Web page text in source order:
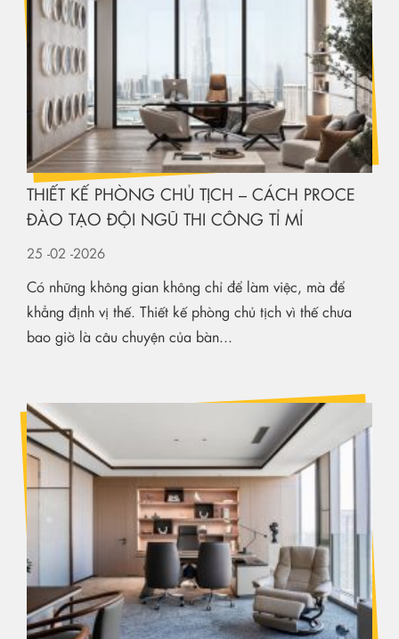
THIẾT KẾ PHÒNG CHỦ TỊCH – CÁCH PROCE
ĐÀO TẠO ĐỘI NGŨ THI CÔNG TỈ MỈ
25 -02 -2026
Có những không gian không chỉ để làm việc, mà để
khẳng định vị thế. Thiết kế phòng chủ tịch vì thế chưa
bao giờ là câu chuyện của bàn...